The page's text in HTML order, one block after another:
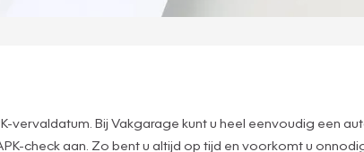
vervaldatum. Bij Vakgarage kunt u heel eenvoudig een
check aan. Zo bent u altijd op tijd en voorkomt u